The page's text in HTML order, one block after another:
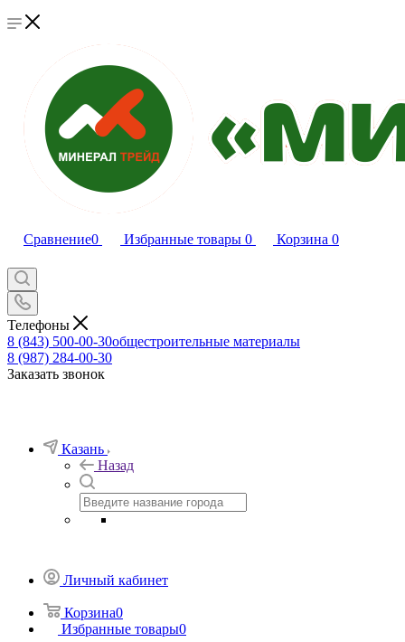
Сравнение0 Избранные товары 0 Корзина 0
Телефоны
8 (843) 500-00-30общестроительные материалы
8 (987) 284-00-30
Заказать звонок
Казань
Назад
Личный кабинет
Корзина0
Избранные товары0